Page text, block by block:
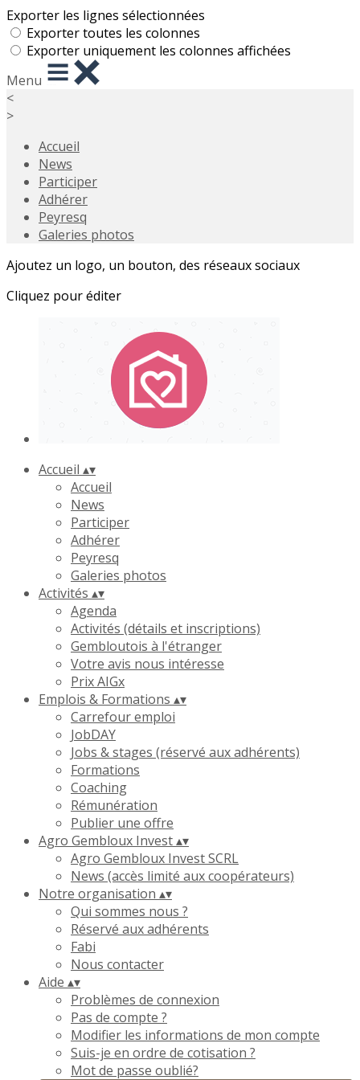
Exporter les lignes sélectionnées
Exporter toutes les colonnes
Exporter uniquement les colonnes affichées
Menu
<
>
Accueil
News
Participer
Adhérer
Peyresq
Galeries photos
Ajoutez un logo, un bouton, des réseaux sociaux
Cliquez pour éditer
Accueil ▴▾
Accueil
News
Participer
Adhérer
Peyresq
Galeries photos
Activités ▴▾
Agenda
Activités (détails et inscriptions)
Gembloutois à l'étranger
Votre avis nous intéresse
Prix AIGx
Emplois & Formations ▴▾
Carrefour emploi
JobDAY
Jobs & stages (réservé aux adhérents)
Formations
Coaching
Rémunération
Publier une offre
Agro Gembloux Invest▴▾
Agro Gembloux Invest SCRL
News (accès limité aux coopérateurs)
Notre organisation ▴▾
Qui sommes nous ?
Réservé aux adhérents
Fabi
Nous contacter
Aide ▴▾
Problèmes de connexion
Pas de compte ?
Modifier les informations de mon compte
Suis-je en ordre de cotisation ?
Mot de passe oublié?